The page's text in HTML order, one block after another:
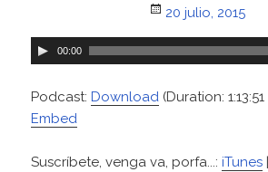
Posted
on
20 julio, 2015
R
p
r
d
00:00
Podcast: Download (Duration:
Embed
Suscríbete, venga va, porfa...:iTunes